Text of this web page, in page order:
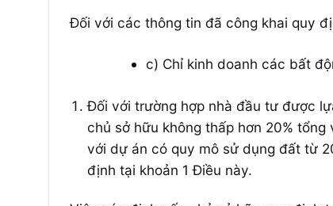
Đối với các thông tin đã công khai quy
c) Chỉ kinh doanh các bất
Đối với trường hợp nhà đầu tư được
chủ sở hữu không thấp hơn 20%
với dự án có quy mô sử dụng đất từ
định tại khoản 1 Điều này.